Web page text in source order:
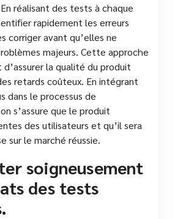
réalisant des tests à chaque
rapidement les erreurs
corriger avant qu’elles ne
majeurs. Cette approche
la qualité du produit
retards coûteux. En intégrant
dans le processus de
s’assure que le produit
des utilisateurs et qu’il sera
sur le marché réussie.
soigneusement
des tests